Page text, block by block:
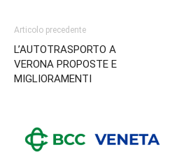
Articolo precedente
L’AUTOTRASPORTO A
VERONA PROPOSTE E
MIGLIORAMENTI